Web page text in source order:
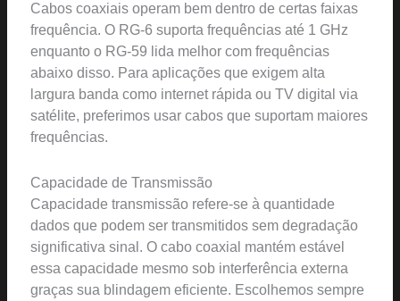
Cabos coaxiais operam bem dentro de certas faixas
frequência. O RG-6 suporta frequências até 1 GHz
enquanto o RG-59 lida melhor com frequências
abaixo disso. Para aplicações que exigem alta
largura banda como internet rápida ou TV digital via
satélite, preferimos usar cabos que suportam maiores
frequências.
Capacidade de Transmissão
Capacidade transmissão refere-se à quantidade
dados que podem ser transmitidos sem degradação
significativa sinal. O cabo coaxial mantém estável
essa capacidade mesmo sob interferência externa
graças sua blindagem eficiente. Escolhemos sempre